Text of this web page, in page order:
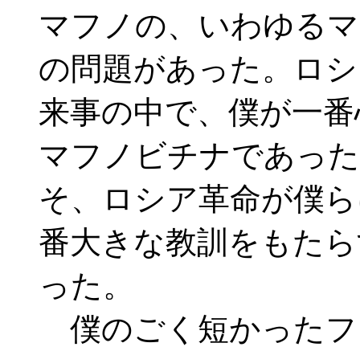
マフノの、いわゆる
の問題があった。ロ
来事の中で、僕が一
マフノビチナであっ
そ、ロシア革命が僕
番大きな教訓をもた
った。
僕のごく短かった